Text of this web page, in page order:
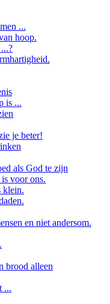
...
hoop.
is ...
je beter!
als God te zijn
voor ons.
klein.
en niet andersom.
brood alleen
...